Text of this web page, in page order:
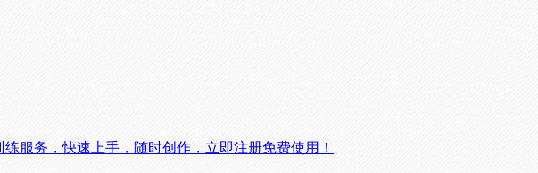
服务，快速上手，随时创作，立即注册免费使用！